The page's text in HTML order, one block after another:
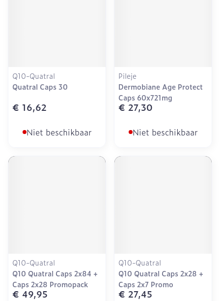
Q10-Quatral
Quatral Caps 30
€ 16,62
Niet beschikbaar
Pileje
Dermobiane Age Protect
Caps 60x721mg
€ 27,30
Niet beschikbaar
Q10-Quatral
Q10 Quatral Caps 2x84 +
Caps 2x28 Promopack
€ 49,95
Q10-Quatral
Q10 Quatral Caps 2x28 +
Caps 2x7 Promo
€ 27,45